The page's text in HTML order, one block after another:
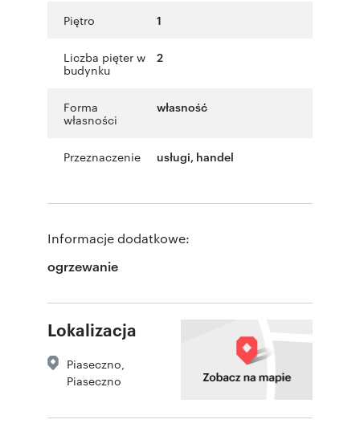
Piętro 1
Liczba pięter w
budynku
2
Forma
własności
własność
Przeznaczenie usługi, handel
Informacje dodatkowe:
ogrzewanie
Lokalizacja
Piaseczno
Piaseczno